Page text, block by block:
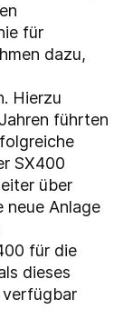
für
dazu,
Hierzu
führten
SX400
über
neue Anlage
für die
dieses
verfügbar